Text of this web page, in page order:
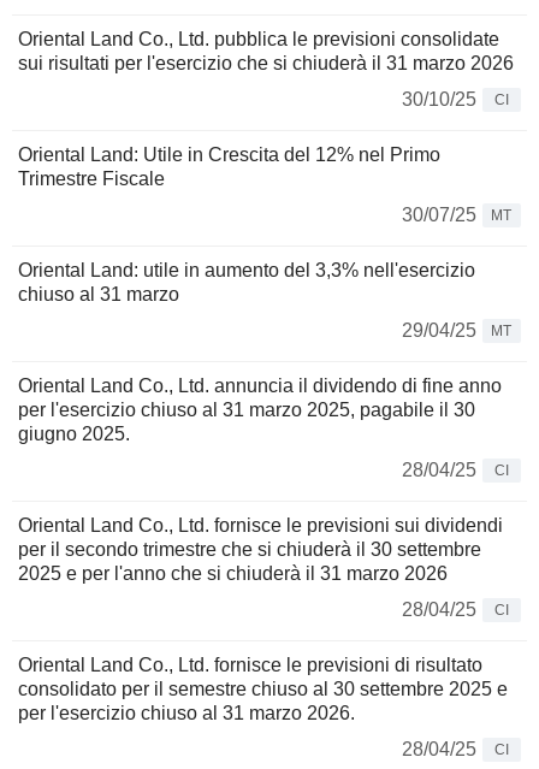
Oriental Land Co., Ltd. pubblica le previsioni consolidate
sui risultati per l'esercizio che si chiuderà il 31 marzo 2026
30/10/25
CI
Oriental Land: Utile in Crescita del 12% nel Primo
Trimestre Fiscale
30/07/25
MT
Oriental Land: utile in aumento del 3,3% nell'esercizio
chiuso al 31 marzo
29/04/25
MT
Oriental Land Co., Ltd. annuncia il dividendo di fine anno
per l'esercizio chiuso al 31 marzo 2025, pagabile il 30
giugno 2025.
28/04/25
CI
Oriental Land Co., Ltd. fornisce le previsioni sui dividendi
per il secondo trimestre che si chiuderà il 30 settembre
2025 e per l'anno che si chiuderà il 31 marzo 2026
28/04/25
CI
Oriental Land Co., Ltd. fornisce le previsioni di risultato
consolidato per il semestre chiuso al 30 settembre 2025 e
per l'esercizio chiuso al 31 marzo 2026.
28/04/25
CI